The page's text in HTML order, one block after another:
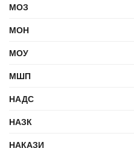
МОЗ
МОН
МОУ
МШП
НАДС
НАЗК
НАКАЗИ